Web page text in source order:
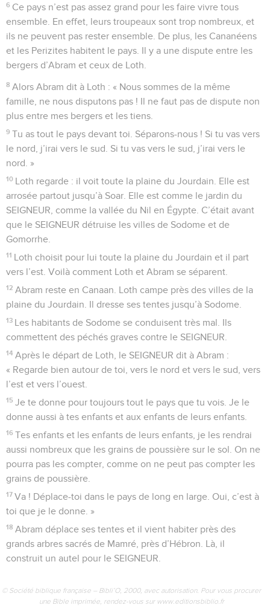
6 Ce pays n’est pas assez grand pour les faire vivre tous
ensemble. En effet, leurs troupeaux sont trop nombreux, et
ils ne peuvent pas rester ensemble. De plus, les Cananéens
et les Perizites habitent le pays. Il y a une dispute entre les
bergers d’Abram et ceux de Loth.
8 Alors Abram dit à Loth : « Nous sommes de la même
famille, ne nous disputons pas ! Il ne faut pas de dispute non
plus entre mes bergers et les tiens.
9 Tu as tout le pays devant toi. Séparons-nous ! Si tu vas vers
le nord, j’irai vers le sud. Si tu vas vers le sud, j’irai vers le
nord. »
10 Loth regarde : il voit toute la plaine du Jourdain. Elle est
arrosée partout jusqu’à Soar. Elle est comme le jardin du
SEIGNEUR, comme la vallée du Nil en Égypte. C’était avant
que le SEIGNEUR détruise les villes de Sodome et de
Gomorrhe.
11 Loth choisit pour lui toute la plaine du Jourdain et il part
vers l’est. Voilà comment Loth et Abram se séparent.
12 Abram reste en Canaan. Loth campe près des villes de la
plaine du Jourdain. Il dresse ses tentes jusqu’à Sodome.
13 Les habitants de Sodome se conduisent très mal. Ils
commettent des péchés graves contre le SEIGNEUR.
14 Après le départ de Loth, le SEIGNEUR dit à Abram :
« Regarde bien autour de toi, vers le nord et vers le sud, vers
l’est et vers l’ouest.
15 Je te donne pour toujours tout le pays que tu vois. Je le
donne aussi à tes enfants et aux enfants de leurs enfants.
16 Tes enfants et les enfants de leurs enfants, je les rendrai
aussi nombreux que les grains de poussière sur le sol. On ne
pourra pas les compter, comme on ne peut pas compter les
grains de poussière.
17 Va ! Déplace-toi dans le pays de long en large. Oui, c’est à
toi que je le donne. »
18 Abram déplace ses tentes et il vient habiter près des
grands arbres sacrés de Mamré, près d’Hébron. Là, il
construit un autel pour le SEIGNEUR.
© Société biblique française – Bibli’O, 2000, avec autorisation. Pour vous procurer
une Bible imprimée, rendez-vous sur www.editionsbiblio.fr